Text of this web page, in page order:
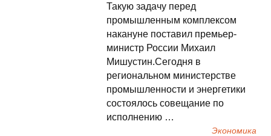
Такую задачу перед
промышленным комплексом
накануне поставил премьер-
министр России Михаил
Мишустин.Сегодня в
региональном министерстве
промышленности и энергетики
состоялось совещание по
исполнению …
Экономика